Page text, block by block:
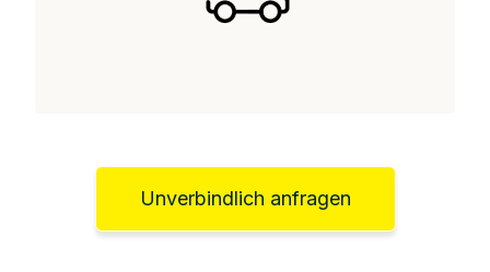
Unverbindlich anfragen